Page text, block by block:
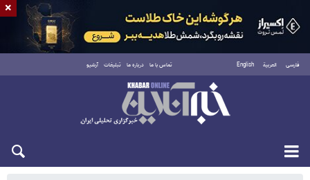
فارسی العربية English تماس با ما درباره ما تبلیغات آرشیو
پنجشنبه ۱۵ مرداد ۱۴۰۵
×